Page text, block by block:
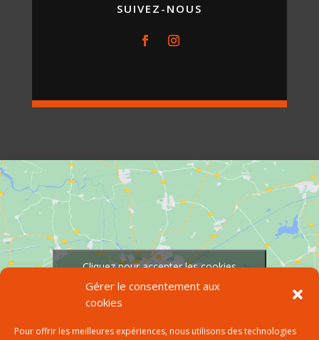
Gérer le consentement aux
cookies
Pour offrir les meilleures expériences, nous utilisons des technologies
SUIVEZ-NOUS
Cliquez pour accepter les cookies
marketing et activer ce contenu